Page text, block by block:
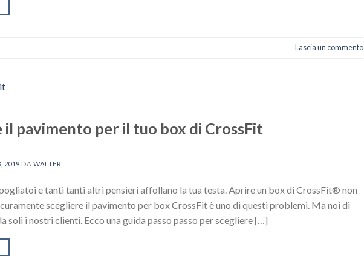
Lascia un commento
il pavimento per il tuo box di CrossFit
2019 DAWALTER
e tanti tanti altri pensieri affollano la tua testa. Aprire un box di CrossFit® non
scegliere il pavimento per box CrossFit è uno di questi problemi. Ma noi di
soli i nostri clienti. Ecco una guida passo passo per scegliere […]